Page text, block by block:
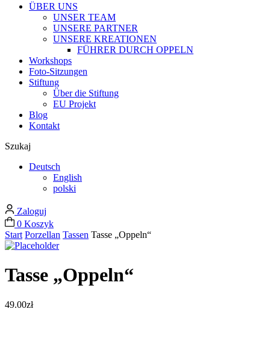
ÜBER UNS
UNSER TEAM
UNSERE PARTNER
UNSERE KREATIONEN
FÜHRER DURCH OPPELN
Workshops
Foto-Sitzungen
Stiftung
Über die Stiftung
EU Projekt
Blog
Kontakt
Szukaj
Deutsch
English
polski
Zaloguj
0 Koszyk
Start Porzellan Tassen Tasse „Oppeln“
Tasse „Oppeln“
49.00zł